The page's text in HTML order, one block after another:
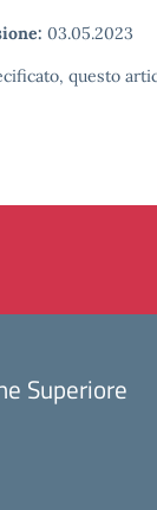
03.05.2023
questo
Superiore